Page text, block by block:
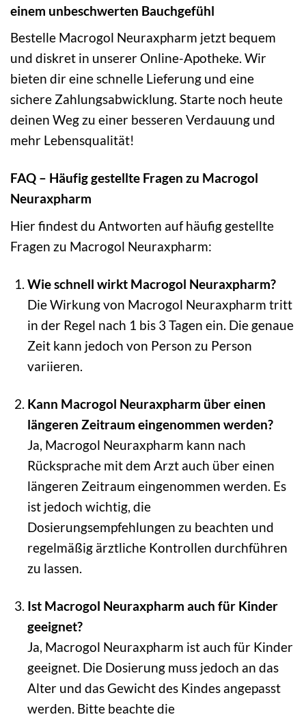
einem unbeschwerten Bauchgefühl
Bestelle Macrogol Neuraxpharm jetzt bequem
und diskret in unserer Online-Apotheke. Wir
bieten dir eine schnelle Lieferung und eine
sichere Zahlungsabwicklung. Starte noch heute
deinen Weg zu einer besseren Verdauung und
mehr Lebensqualität!
FAQ – Häufig gestellte Fragen zu Macrogol
Neuraxpharm
Hier findest du Antworten auf häufig gestellte
Fragen zu Macrogol Neuraxpharm:
Wie schnell wirkt Macrogol Neuraxpharm?
Die Wirkung von Macrogol Neuraxpharm tritt
in der Regel nach 1 bis 3 Tagen ein. Die genaue
Zeit kann jedoch von Person zu Person
variieren.
Kann Macrogol Neuraxpharm über einen
längeren Zeitraum eingenommen werden?
Ja, Macrogol Neuraxpharm kann nach
Rücksprache mit dem Arzt auch über einen
längeren Zeitraum eingenommen werden. Es
ist jedoch wichtig, die
Dosierungsempfehlungen zu beachten und
regelmäßig ärztliche Kontrollen durchführen
zu lassen.
Ist Macrogol Neuraxpharm auch für Kinder
geeignet?
Ja, Macrogol Neuraxpharm ist auch für Kinder
geeignet. Die Dosierung muss jedoch an das
Alter und das Gewicht des Kindes angepasst
werden. Bitte beachte die